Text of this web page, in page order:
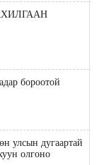
бороотой
улсын дугаартай
олгоно